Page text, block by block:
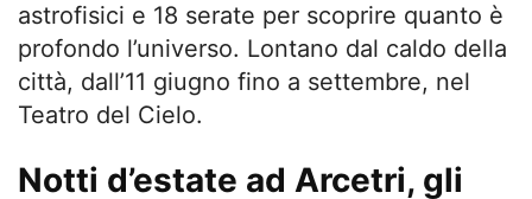
astrofisici e 18 serate per scoprire quanto è
profondo l’universo. Lontano dal caldo della
città, dall’11 giugno fino a settembre, nel
Teatro del Cielo.
Notti d’estate ad Arcetri, gli